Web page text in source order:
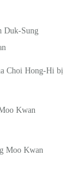
Duk-Sung
Choi Hong-Hi bị
Kwan
Moo Kwan